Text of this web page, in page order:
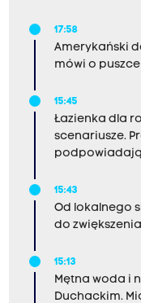
17:58
Amerykański
mówi o
15:45
Łazienka dla
scenariusze.
15:43
Od lokalnego
do
15:13
Mętna woda i
Duchackim.